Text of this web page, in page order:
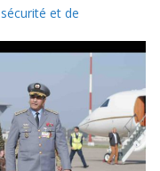
et de